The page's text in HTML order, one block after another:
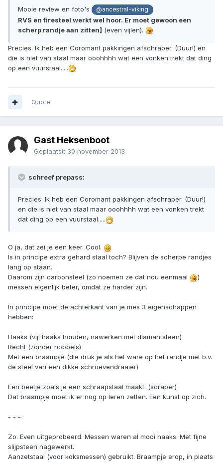
Mooie review en foto's @ancestral-viking
.
RVS en firesteel werkt wel hoor. Er moet gewoon een
scherp randje aan zitten] (even vijlen).
Precies. Ik heb een Coromant pakkingen afschraper. (Duur!) en
die is niet van staal maar ooohhhh wat een vonken trekt dat ding
op een vuurstaal.....
Quote
Gast Heksenboot
Geplaatst: 30 november 2013
schreef prepass:
Precies. Ik heb een Coromant pakkingen afschraper. (Duur!)
en die is niet van staal maar ooohhhh wat een vonken trekt
dat ding op een vuurstaal.....
O ja, dat zei je een keer. Cool.
Is in principe extra gehard staal toch? Blijven de scherpe randjes
lang op staan.
Daarom zijn carbonsteel (zo noemen ze dat nou eenmaal
)
messen eigenlijk beter, omdat ze harder zijn.
In principe moet de achterkant van je mes 3 eigenschappen
hebben:
Haaks (vijl haaks houden, nawerken met diamantsteen)
Recht (zonder hobbels)
Met een braampje (die druk je als het ware op het randje met b.v.
de steel van een dikke schroevendraaier)
Een beetje zoals je een schraapstaal maakt. (scraper)
Dat braampje moet ik er nog op leren zetten. Een kunst op zich.
- - -
Zo. Even uitgeprobeerd. Messen waren al mooi haaks. Met fijne
slijpsteen nagewerkt.
Aanzetstaal (voor koksmessen) gebruikt. Braampje erop, in plaats